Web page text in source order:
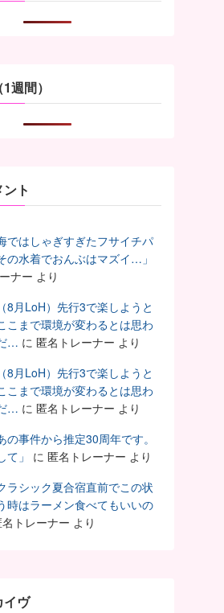
週間）
ト
ではしゃぎすぎたフサイチパ
の水着でおんぶはマズイ…」
ナー より
8月LoH）先行3で楽しようと
こまで環境が変わるとは思わ
… に 匿名トレーナー より
8月LoH）先行3で楽しようと
こまで環境が変わるとは思わ
… に 匿名トレーナー より
の事件から推定30周年です。
」
に 匿名トレーナー より
ラシック夏合宿直前でこの状
時はラーメン食べてもいいの
名トレーナー より
イヴ